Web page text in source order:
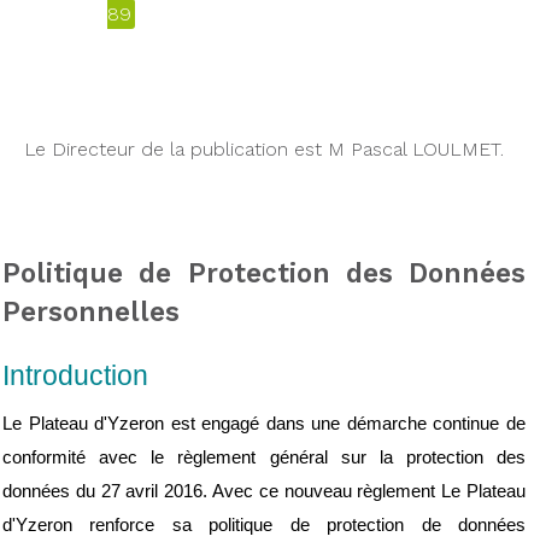
89
Le Directeur de la publication est M Pascal LOULMET.
Politique de Protection des Données
Personnelles
Introduction
Le Plateau d'Yzeron est engagé dans une démarche continue de
conformité avec le règlement général sur la protection des
données du 27 avril 2016. Avec ce nouveau règlement Le Plateau
d'Yzeron renforce sa politique de protection de données